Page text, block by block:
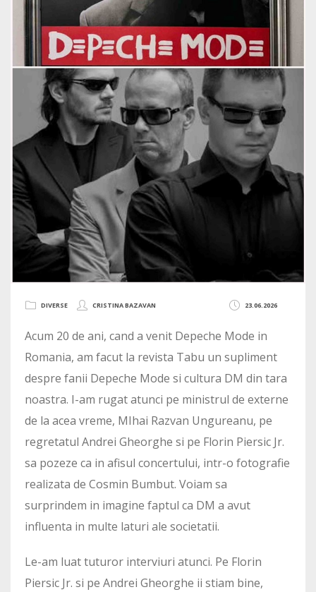
23.06.2026
DIVERSE CRISTINA BAZAVAN
Acum 20 de ani, cand a venit Depeche Mode in
Romania, am facut la revista Tabu un supliment
despre fanii Depeche Mode si cultura DM din tara
noastra. I-am rugat atunci pe ministrul de externe
de la acea vreme, MIhai Razvan Ungureanu, pe
regretatul Andrei Gheorghe si pe Florin Piersic Jr.
sa pozeze ca in afisul concertului, intr-o fotografie
realizata de Cosmin Bumbut. Voiam sa
surprindem in imagine faptul ca DM a avut
influenta in multe laturi ale societatii.
Le-am luat tuturor interviuri atunci. Pe Florin
Piersic Jr. si pe Andrei Gheorghe ii stiam bine,